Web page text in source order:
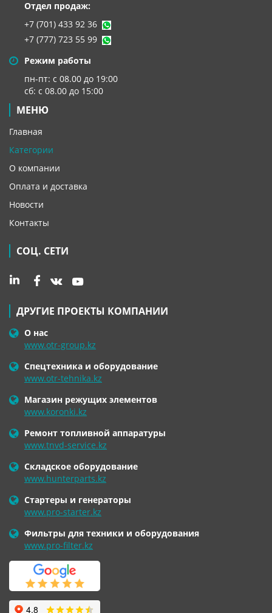
Отдел продаж:
+7 (701) 433 92 36
+7 (777) 723 55 99
Режим работы
пн-пт: с 08.00 до 19:00
сб: с 08.00 до 15:00
МЕНЮ
Главная
Категории
О компании
Оплата и доставка
Новости
Контакты
СОЦ. СЕТИ
ДРУГИЕ ПРОЕКТЫ КОМПАНИИ
О нас
www.otr-group.kz
Спецтехника и оборудование
www.otr-tehnika.kz
Магазин режущих элементов
www.koronki.kz
Ремонт топливной аппаратуры
www.tnvd-service.kz
Складское оборудование
www.hunterparts.kz
Стартеры и генераторы
www.pro-starter.kz
Фильтры для техники и оборудования
www.pro-filter.kz